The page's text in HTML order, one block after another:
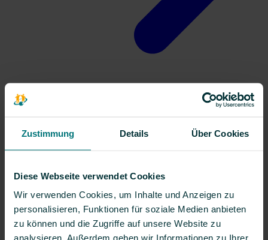
Zustimmung Details Über Cookies
Diese Webseite verwendet Cookies
Wir verwenden Cookies, um Inhalte und Anzeigen zu
personalisieren, Funktionen für soziale Medien anbieten
zu können und die Zugriffe auf unsere Website zu
analysieren. Außerdem geben wir Informationen zu Ihrer
Kontakt